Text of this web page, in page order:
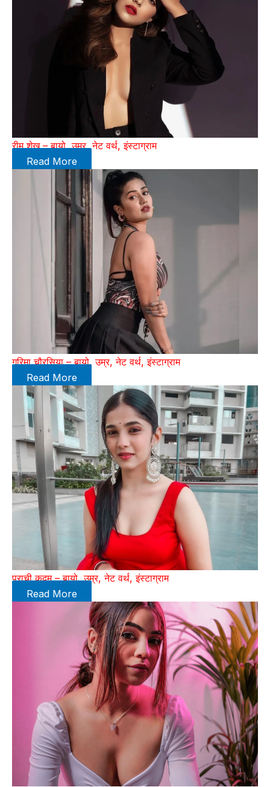
रीम शेख – बायो, उम्र, नेट वर्थ, इंस्टाग्राम
Read More
गरिमा चौरसिया – बायो, उम्र, नेट वर्थ, इंस्टाग्राम
Read More
प्राची कदम – बायो, उम्र, नेट वर्थ, इंस्टाग्राम
Read More